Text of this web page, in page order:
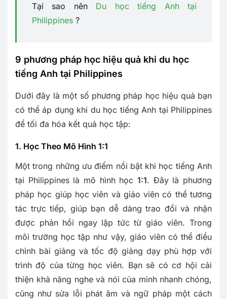
Tại sao nên Du học tiếng Anh tại
Philippines ?
9 phương pháp học hiệu quả khi du học
tiếng Anh tại Philippines
Dưới đây là một số phương pháp học hiệu quả bạn
có thể áp dụng khi du học tiếng Anh tại Philippines
để tối đa hóa kết quả học tập:
1. Học Theo Mô Hình 1:1
Một trong những ưu điểm nổi bật khi học tiếng Anh
tại Philippines là mô hình học 1:1. Đây là phương
pháp học giúp học viên và giáo viên có thể tương
tác trực tiếp, giúp bạn dễ dàng trao đổi và nhận
được phản hồi ngay lập tức từ giáo viên. Trong
môi trường học tập như vậy, giáo viên có thể điều
chỉnh bài giảng và tốc độ giảng dạy phù hợp với
trình độ của từng học viên. Bạn sẽ có cơ hội cải
thiện khả năng nghe và nói của mình nhanh chóng,
cũng như sửa lỗi phát âm và ngữ pháp một cách